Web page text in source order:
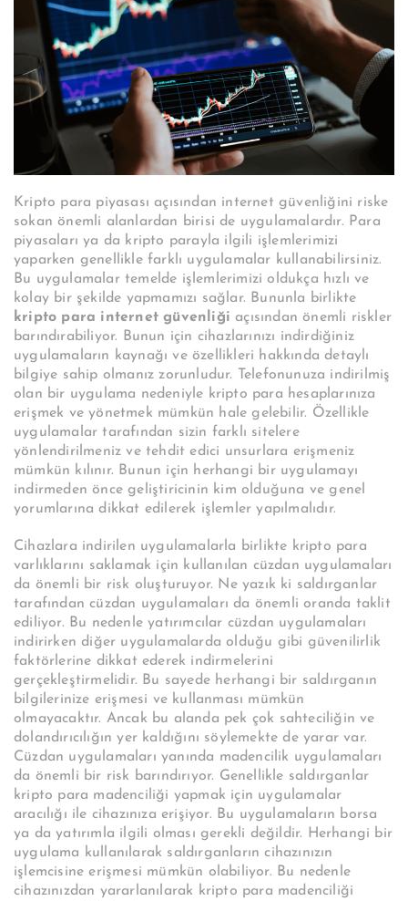
Kripto para piyasası açısından internet güvenliğini riske
sokan önemli alanlardan birisi de uygulamalardır. Para
piyasaları ya da kripto parayla ilgili işlemlerimizi
yaparken genellikle farklı uygulamalar kullanabilirsiniz.
Bu uygulamalar temelde işlemlerimizi oldukça hızlı ve
kolay bir şekilde yapmamızı sağlar. Bununla birlikte
kripto para internet güvenliğiaçısından önemli riskler
barındırabiliyor. Bunun için cihazlarınızı indirdiğiniz
uygulamaların kaynağı ve özellikleri hakkında detaylı
bilgiye sahip olmanız zorunludur. Telefonunuza indirilmiş
olan bir uygulama nedeniyle kripto para hesaplarınıza
erişmek ve yönetmek mümkün hale gelebilir. Özellikle
uygulamalar tarafından sizin farklı sitelere
yönlendirilmeniz ve tehdit edici unsurlara erişmeniz
mümkün kılınır. Bunun için herhangi bir uygulamayı
indirmeden önce geliştiricinin kim olduğuna ve genel
yorumlarına dikkat edilerek işlemler yapılmalıdır.
Cihazlara indirilen uygulamalarla birlikte kripto para
varlıklarını saklamak için kullanılan cüzdan uygulamaları
da önemli bir risk oluşturuyor. Ne yazık ki saldırganlar
tarafından cüzdan uygulamaları da önemli oranda taklit
ediliyor. Bu nedenle yatırımcılar cüzdan uygulamaları
indirirken diğer uygulamalarda olduğu gibi güvenilirlik
faktörlerine dikkat ederek indirmelerini
gerçekleştirmelidir. Bu sayede herhangi bir saldırganın
bilgilerinize erişmesi ve kullanması mümkün
olmayacaktır. Ancak bu alanda pek çok sahteciliğin ve
dolandırıcılığın yer kaldığını söylemekte de yarar var.
Cüzdan uygulamaları yanında madencilik uygulamaları
da önemli bir risk barındırıyor. Genellikle saldırganlar
kripto para madenciliği yapmak için uygulamalar
aracılığı ile cihazınıza erişiyor. Bu uygulamaların borsa
ya da yatırımla ilgili olması gerekli değildir. Herhangi bir
uygulama kullanılarak saldırganların cihazınızın
işlemcisine erişmesi mümkün olabiliyor. Bu nedenle
cihazınızdan yararlanılarak kripto para madenciliği